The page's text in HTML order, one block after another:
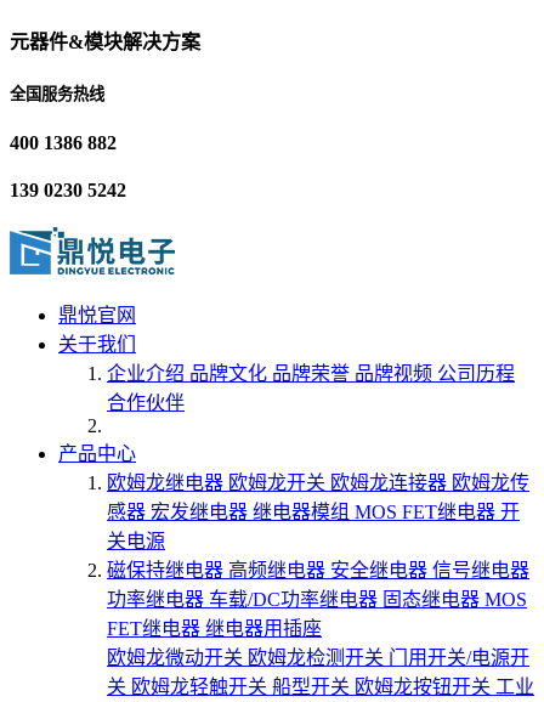
元器件&模块解决方案
全国服务热线
400 1386 882
139 0230 5242
鼎悦官网
关于我们
企业介绍 品牌文化 品牌荣誉 品牌视频 公司历程
合作伙伴
产品中心
欧姆龙继电器 欧姆龙开关 欧姆龙连接器 欧姆龙传
感器 宏发继电器 继电器模组 MOS FET继电器 开
关电源
磁保持继电器 高频继电器 安全继电器 信号继电器
功率继电器 车载/DC功率继电器 固态继电器 MOS
FET继电器 继电器用插座
欧姆龙微动开关 欧姆龙检测开关 门用开关/电源开
关 欧姆龙轻触开关 船型开关 欧姆龙按钮开关 工业